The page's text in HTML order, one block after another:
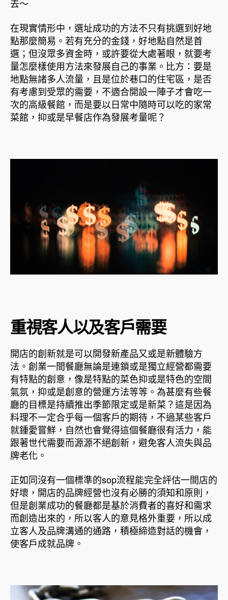
去～
在現實情形中，選址成功的方法不只有挑選到好地
點那麼簡易。若有充分的金錢，好地點自然是首
選；但沒眾多資金時，或許要從大處著眼，就要考
量怎麼樣使用方法來發展自己的事業。比方：要是
地點無諸多人流量，且是位於巷口的住宅區，是否
有考慮到受眾的需要，不適合開設一陣子才會吃一
次的高級餐館，而是要以日常中隨時可以吃的家常
菜館，抑或是早餐店作為發展考量呢？
重視客人以及客戶需要
開店的創新就是可以開發新產品又或是新體驗方
法。創業一間餐廳無論是連鎖或是獨立經營都需要
有特點的創意，像是特點的菜色抑或是特色的空間
氣氛，抑或是創意的營運方法等等。為甚麼有些餐
廳的目標是持續推出季節限定或是新菜？這是因為
料理不一定合乎每一個客戶的期待，不過某些客戶
就鍾愛嘗鮮，自然也會覺得這個餐廳很有活力，能
跟著世代需要而源源不絕創新，避免客人流失與品
牌老化。
正如同沒有一個標準的sop流程能完全評估一間店的
好壞，開店的品牌經營也沒有必勝的須知和原則，
但是創業成功的餐廳都是基於消費者的喜好和需求
而創造出來的，所以客人的意見格外重要，所以成
立客人及品牌溝通的通路，積極締造對話的機會，
使客戶成就品牌。